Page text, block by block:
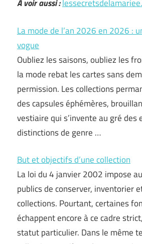
A voir aussi :
La mode de l’an 2026 en 2026 :
vogue
Oubliez les saisons, oubliez les
la mode rebat les cartes sans
permission. Les collections
des capsules éphémères,
vestiaire qui s’invente au gré des
distinctions de genre …
But et objectifs d’une collection
La loi du 4 janvier 2002 impose
publics de conserver, inventorier
collections. Pourtant, certaines
échappent encore à ce cadre
statut particulier. Dans le même